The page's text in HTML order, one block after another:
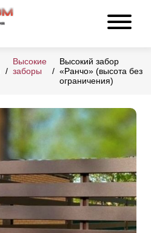
Высокие
заборы
Высокий забор
«Ранчо» (высота без
ограничения)